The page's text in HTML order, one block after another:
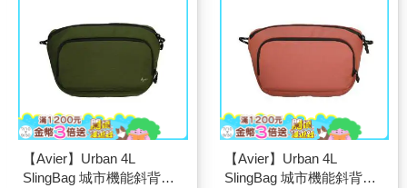
【Avier】Urban 4L
SlingBag 城市機能斜背包
【Avier】Urban 4L
SlingBag 城市機能斜背包